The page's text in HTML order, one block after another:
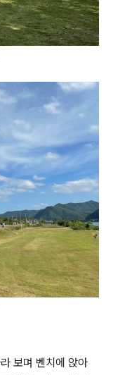
보며 벤치에 앉아